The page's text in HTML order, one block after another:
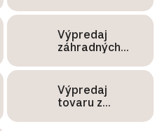
Výpredaj
záhradných
súprav
Výpredaj
tovaru z